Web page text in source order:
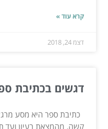
קרא עוד »
דצמ 24, 2018
דגשים בכתיבת
כתיבת ספר היא מסע
קשה. מהמצאת רעיון ועד